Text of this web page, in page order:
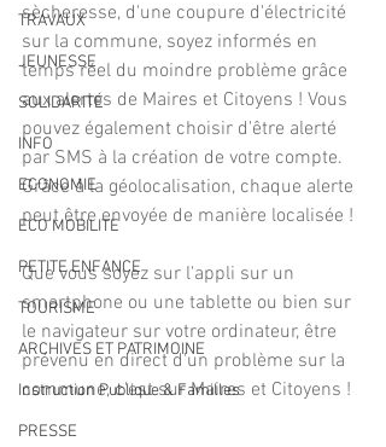
TRAVAUX
JEUNESSE
SOLIDARITÉ
INFO
ECONOMIE
ECO MOBILITE
PETITE ENFANCE
TOURISME
ARCHIVES ET PATRIMOINE
Instruction Publique & Familles
PRESSE
sècheresse, d'une coupure d'électricité
sur la commune, soyez informés en
temps réel du moindre problème grâce
aux alertes de Maires et Citoyens ! Vous
pouvez également choisir d'être alerté
par SMS à la création de votre compte.
Grâce à la géolocalisation, chaque alerte
peut être envoyée de manière localisée !
Que vous soyez sur l'appli sur un
smartphone ou une tablette ou bien sur
le navigateur sur votre ordinateur, être
prévenu en direct d'un problème sur la
commune, c'est sur Maires et Citoyens !